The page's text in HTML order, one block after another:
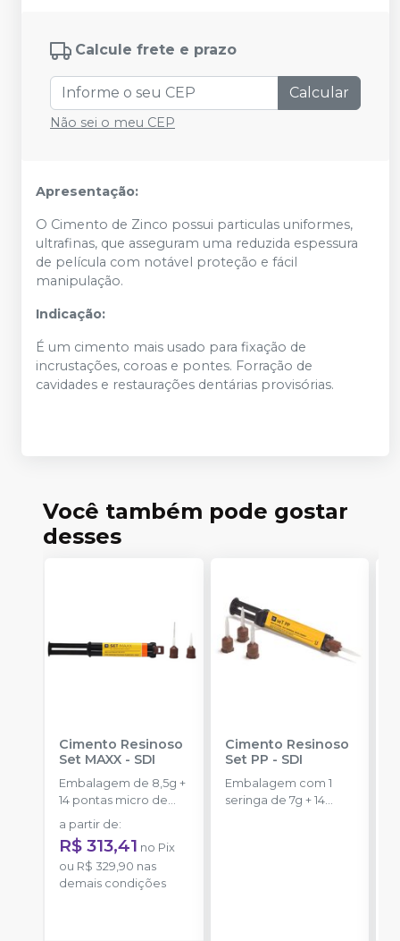
Calcule frete e prazo
Calcular
Não sei o meu CEP
Apresentação:
O Cimento de Zinco possui particulas uniformes,
ultrafinas, que asseguram uma reduzida espessura
de película com notável proteção e fácil
manipulação.
Indicação:
É um cimento mais usado para fixação de
incrustações, coroas e pontes. Forração de
cavidades e restaurações dentárias provisórias.
Você também pode gostar
desses
Cimento Resinoso
Set MAXX - SDI
Embalagem de 8,5g +
14 pontas micro de
automistura + 4
pontas
a partir de:
R$ 313,41 no Pix
ou R$ 329,90 nas
demais condições
Cimento Resinoso
Set PP - SDI
Embalagem com 1
seringa de 7g + 14